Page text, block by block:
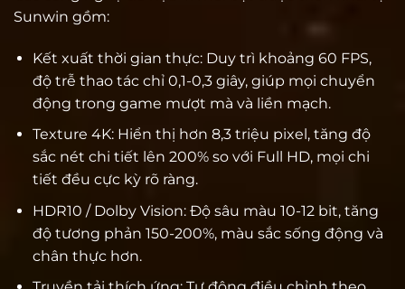
Sunwin gồm:
Kết xuất thời gian thực: Duy trì khoảng 60 FPS,
độ trễ thao tác chỉ 0,1-0,3 giây, giúp mọi chuyển
động trong game mượt mà và liền mạch.
Texture 4K: Hiển thị hơn 8,3 triệu pixel, tăng độ
sắc nét chi tiết lên 200% so với Full HD, mọi chi
tiết đều cực kỳ rõ ràng.
HDR10 / Dolby Vision: Độ sâu màu 10-12 bit, tăng
độ tương phản 150-200%, màu sắc sống động và
chân thực hơn.